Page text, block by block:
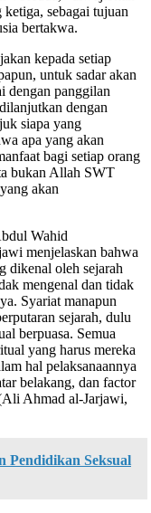
sebagai tujuan
bertakwa.
kepada setiap
untuk sadar akan
dengan panggilan
dengan
siapa yang
apa yang akan
bagi setiap orang
bukan Allah SWT
akan
Wahid
menjelaskan bahwa
dikenal oleh sejarah
mengenal dan tidak
Syariat manapun
sejarah, dulu
berpuasa. Semua
yang harus mereka
hal pelaksanaannya
belakang, dan factor
Ahmad al-Jarjawi,
Pendidikan Seksual